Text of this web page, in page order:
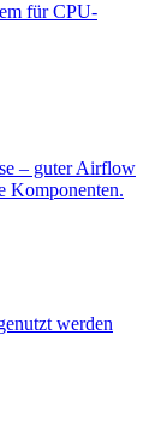
für CPU-
– guter Airflow
Komponenten.
werden